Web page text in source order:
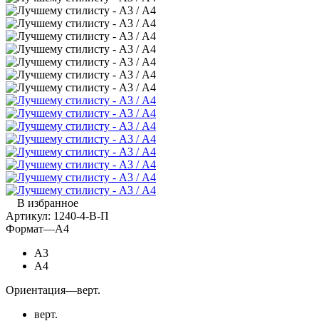
В избранное
Артикул: 1240-4-В-П
Формат—А4
А3
А4
Ориентация—верт.
верт.